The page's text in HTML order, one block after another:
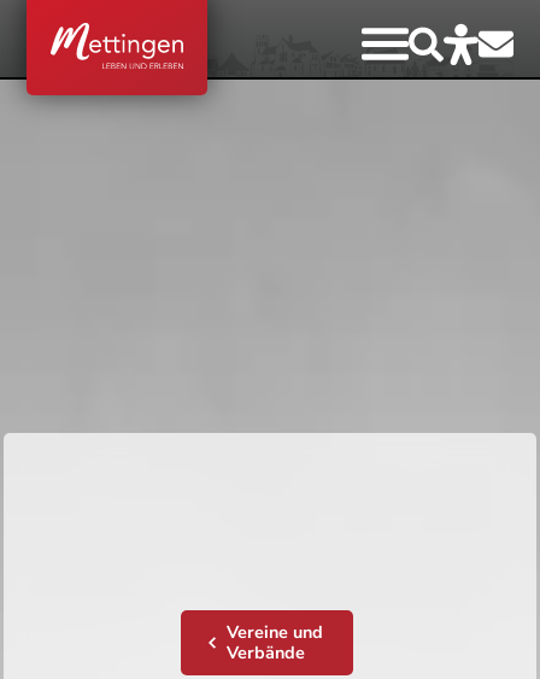
Vereine und
Verbände